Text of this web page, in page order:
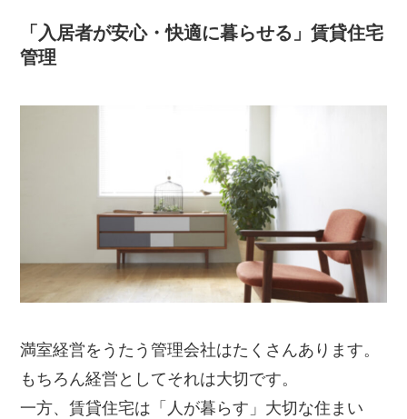
「入居者が安心・快適に暮らせる」賃貸住宅
管理
満室経営をうたう管理会社はたくさんあります。
もちろん経営としてそれは大切です。
一方、賃貸住宅は「人が暮らす」大切な住まい